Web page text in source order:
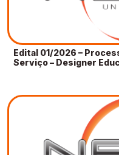
Edital 01/2026 –
Serviço – Designer